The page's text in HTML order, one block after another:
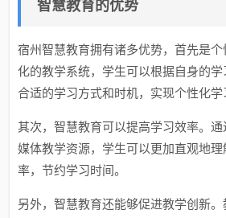
智慧教育的优势
宿州智慧教育拥有诸多优势，首先是
化的教学系统，学生可以根据自身的
合适的学习方式和时机，实现个性化学
其次，智慧教育可以提高学习效率。
媒体教学资源，学生可以更加直观地
率，节约学习时间。
另外，智慧教育还能够促进教学创新